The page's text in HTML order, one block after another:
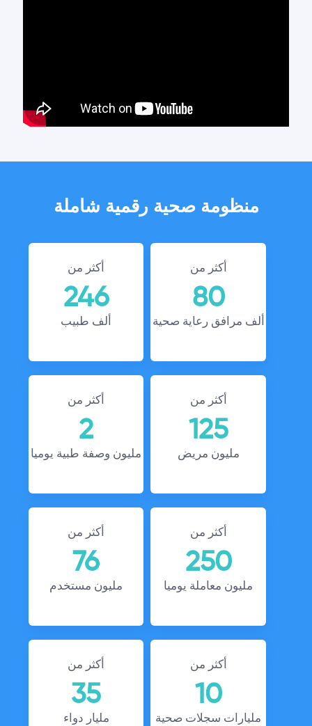
منظومة صحية رقمية شاملة
أكثر من
80
ألف مرافق رعاية صحية
أكثر من
246
ألف طبيب
أكثر من
125
مليون مريض
أكثر من
2
مليون وصفة طبية يوميا
أكثر من
250
مليون معاملة يوميا
أكثر من
76
مليون مستخدم
أكثر من
10
مليارات سجلات صحية
أكثر من
35
مليار دواء